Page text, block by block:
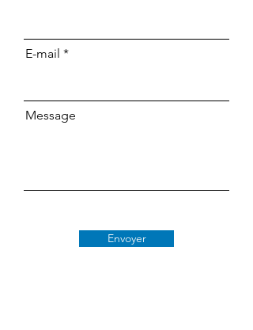
E-mail
Message
Envoyer